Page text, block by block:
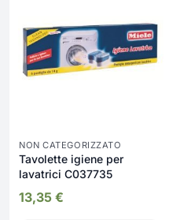
NON CATEGORIZZATO
Tavolette igiene per
lavatrici C037735
13,35 €